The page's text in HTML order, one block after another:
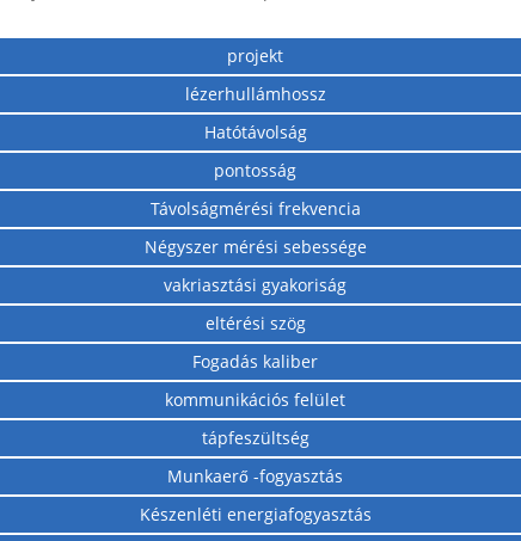
projekt
lézerhullámhossz
Hatótávolság
pontosság
Távolságmérési frekvencia
Négyszer mérési sebessége
vakriasztási gyakoriság
eltérési szög
Fogadás kaliber
kommunikációs felület
tápfeszültség
Munkaerő -fogyasztás
Készenléti energiafogyasztás